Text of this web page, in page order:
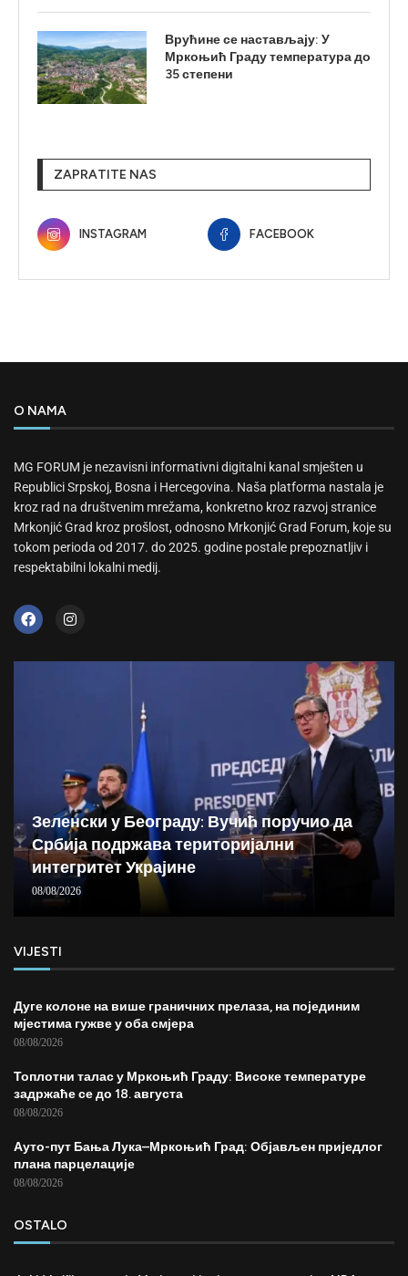
Врућине се настављају: У
Мркоњић Граду температура до
35 степени
ZAPRATITE NAS
INSTAGRAM FACEBOOK
O NAMA
MG FORUM je nezavisni informativni digitalni kanal smješten u
Republici Srpskoj, Bosna i Hercegovina. Naša platforma nastala je
kroz rad na društvenim mrežama, konkretno kroz razvoj stranice
Mrkonjić Grad kroz prošlost, odnosno Mrkonjić Grad Forum, koje su
tokom perioda od 2017. do 2025. godine postale prepoznatljiv i
respektabilni lokalni medij.
Зеленски у Београду: Вучић поручио да
Србија подржава територијални
интегритет Украјине
08/08/2026
VIJESTI
Дуге колоне на више граничних прелаза, на појединим
мјестима гужве у оба смјера
08/08/2026
Топлотни талас у Мркоњић Граду: Високе температуре
задржаће се до 18. августа
08/08/2026
Ауто-пут Бања Лука–Мркоњић Град: Објављен приједлог
плана парцелације
08/08/2026
OSTALO